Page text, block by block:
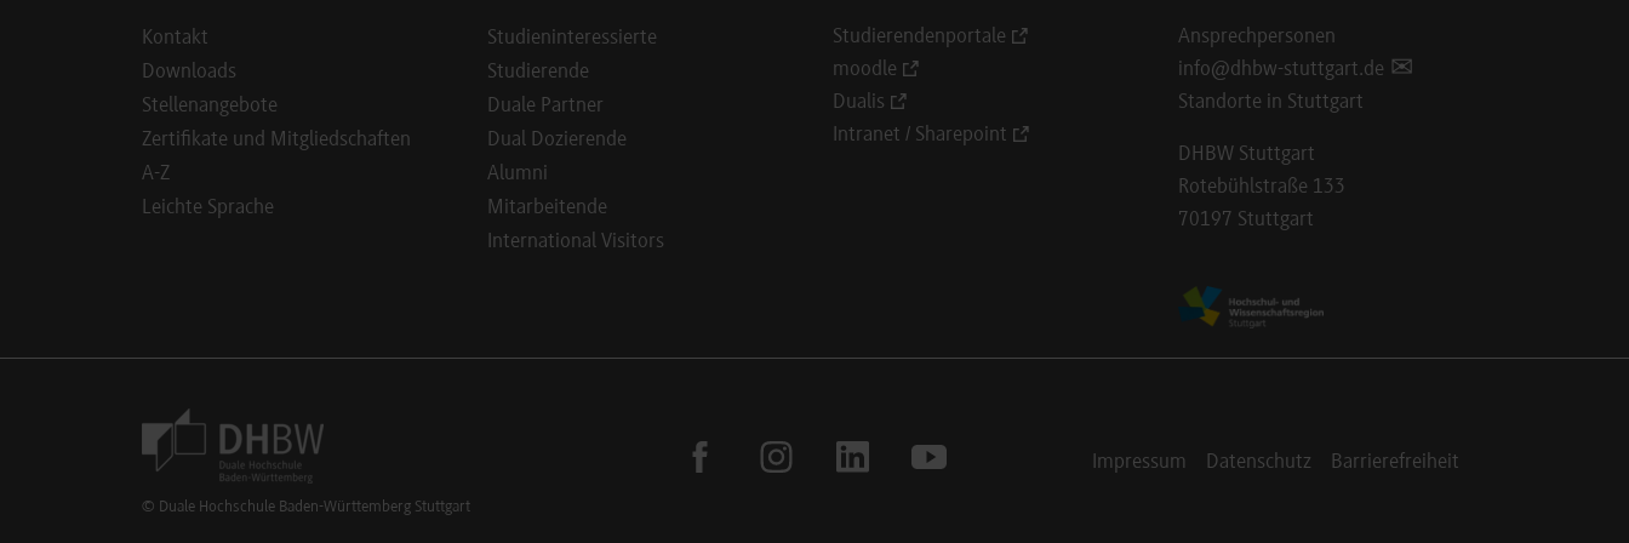
Kontakt
Downloads
Stellenangebote
Zertifikate und Mitgliedschaften
A-Z
Leichte Sprache
Studieninteressierte
Studierende
Duale Partner
Dual Dozierende
Alumni
Mitarbeitende
International Visitors
Studierendenportale
moodle
Dualis
Intranet / Sharepoint
Ansprechpersonen
info@dhbw-stuttgart.de
Standorte in Stuttgart
DHBW Stuttgart
Rotebühlstraße 133
70197 Stuttgart
Footer Meta Navigation
facebook instagramlinkedin youtube Impressum Datenschutz Barrierefreiheit
© Duale Hochschule Baden-Württemberg Stuttgart